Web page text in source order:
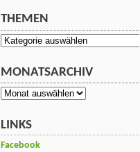
THEMEN
Themen
MONATSARCHIV
Monatsarchiv
LINKS
Facebook